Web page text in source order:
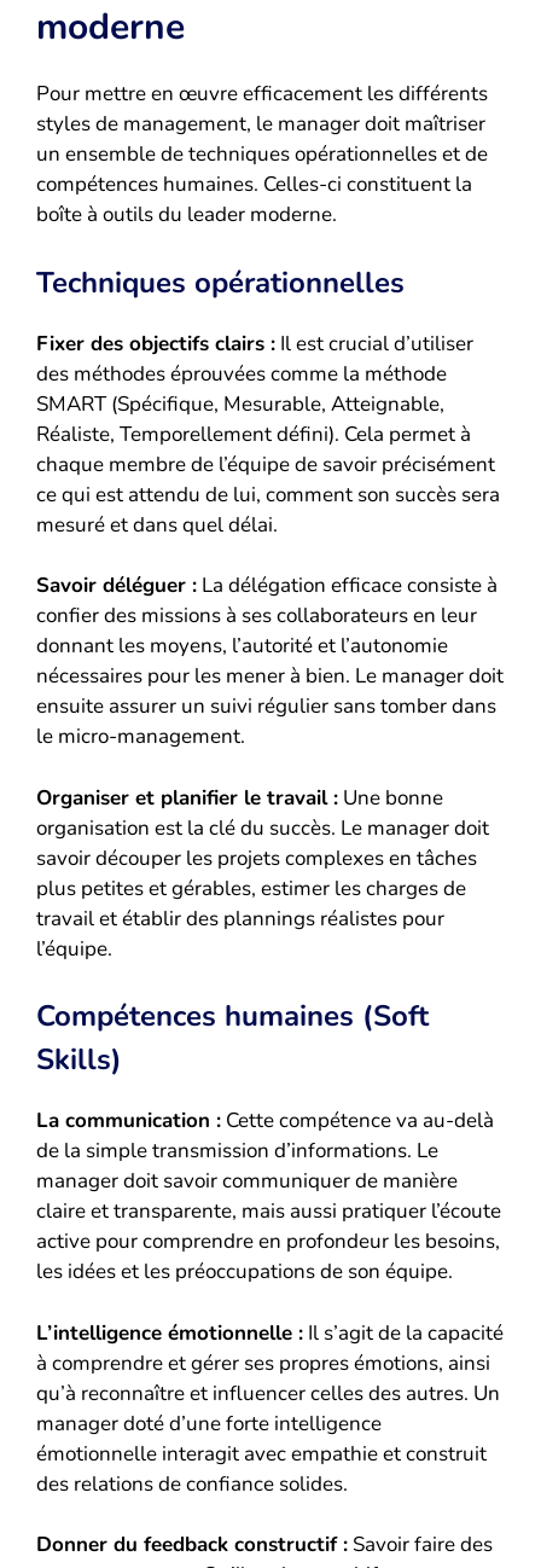
moderne
Pour mettre en œuvre efficacement les différents
styles de management, le manager doit maîtriser
un ensemble de techniques opérationnelles et de
compétences humaines. Celles-ci constituent la
boîte à outils du leader moderne.
Techniques opérationnelles
Fixer des objectifs clairs : Il est crucial d’utiliser
des méthodes éprouvées comme la méthode
SMART (Spécifique, Mesurable, Atteignable,
Réaliste, Temporellement défini). Cela permet à
chaque membre de l’équipe de savoir précisément
ce qui est attendu de lui, comment son succès sera
mesuré et dans quel délai.
Savoir déléguer : La délégation efficace consiste à
confier des missions à ses collaborateurs en leur
donnant les moyens, l’autorité et l’autonomie
nécessaires pour les mener à bien. Le manager doit
ensuite assurer un suivi régulier sans tomber dans
le micro-management.
Organiser et planifier le travail : Une bonne
organisation est la clé du succès. Le manager doit
savoir découper les projets complexes en tâches
plus petites et gérables, estimer les charges de
travail et établir des plannings réalistes pour
l’équipe.
Compétences humaines (Soft
Skills)
La communication : Cette compétence va au-delà
de la simple transmission d’informations. Le
manager doit savoir communiquer de manière
claire et transparente, mais aussi pratiquer l’écoute
active pour comprendre en profondeur les besoins,
les idées et les préoccupations de son équipe.
L’intelligence émotionnelle : Il s’agit de la capacité
à comprendre et gérer ses propres émotions, ainsi
qu’à reconnaître et influencer celles des autres. Un
manager doté d’une forte intelligence
émotionnelle interagit avec empathie et construit
des relations de confiance solides.
Donner du feedback constructif : Savoir faire des